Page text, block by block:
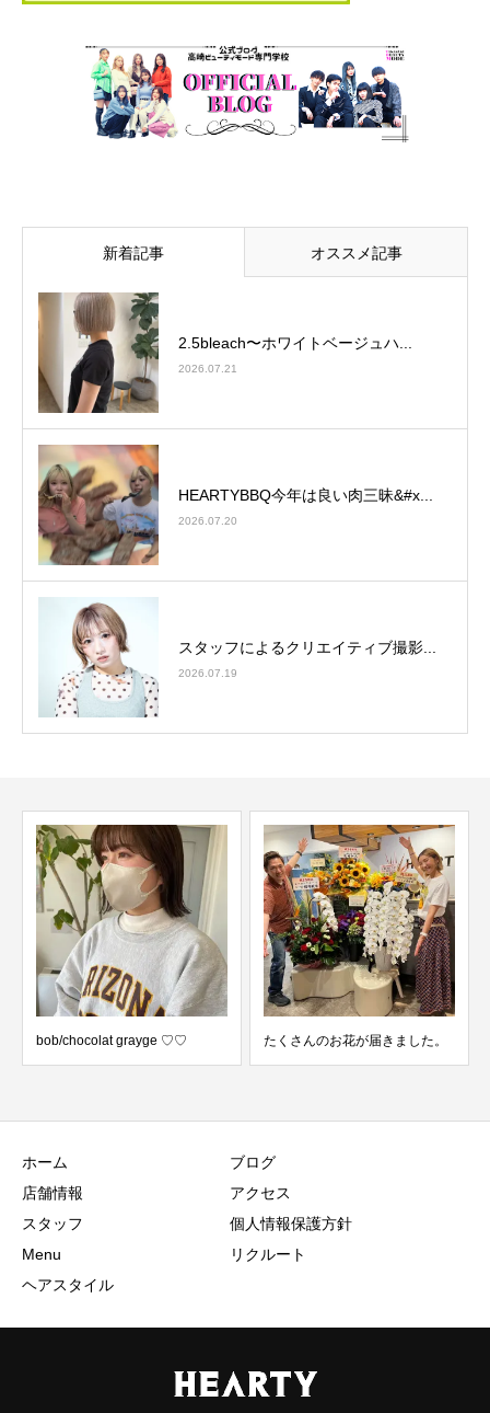
新着記事 オススメ記事
2.5bleach〜ホワイトベージュ⁡ハ...
2026.07.21
HEARTYBBQ今年は良い肉三昧&#x...
2026.07.20
スタッフによるクリエイティブ撮影...
2026.07.19
bob/chocolat grayge ♡♡ たくさんのお花が届きました。
ホーム
店舗情報
スタッフ
Menu
ヘアスタイル
ブログ
アクセス
個人情報保護方針
リクルート